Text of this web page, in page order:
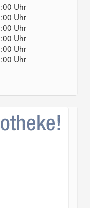
Uhr
Uhr
Uhr
Uhr
Uhr
Uhr